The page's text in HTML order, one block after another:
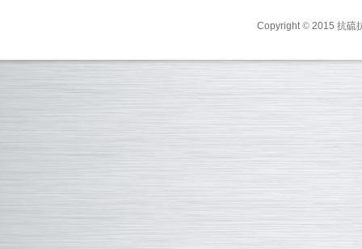
Copyright©2015 抗硫